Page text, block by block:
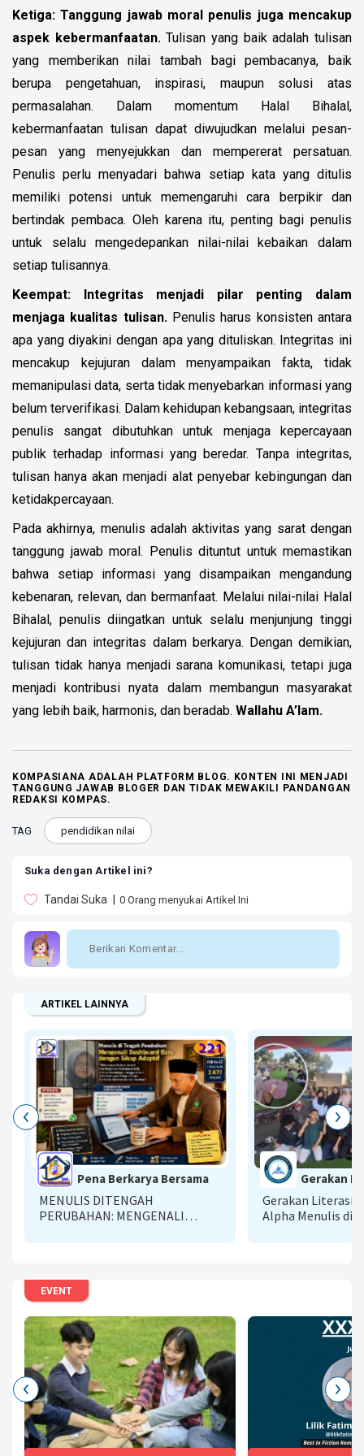
Ketiga:Tanggung jawab moral penulis juga mencakup
aspek kebermanfaatan.Tulisan yang baik adalah tulisan
yang memberikan nilai tambah bagi pembacanya, baik
berupa pengetahuan, inspirasi, maupun solusi atas
permasalahan. Dalam momentum Halal Bihalal,
kebermanfaatan tulisan dapat diwujudkan melalui pesan-
pesan yang menyejukkan dan mempererat persatuan.
Penulis perlu menyadari bahwa setiap kata yang ditulis
memiliki potensi untuk memengaruhi cara berpikir dan
bertindak pembaca. Oleh karena itu, penting bagi penulis
untuk selalu mengedepankan nilai-nilai kebaikan dalam
setiap tulisannya.
Keempat: Integritas menjadi pilar penting dalam
menjaga kualitas tulisan.Penulis harus konsisten antara
apa yang diyakini dengan apa yang dituliskan. Integritas ini
mencakup kejujuran dalam menyampaikan fakta, tidak
memanipulasi data, serta tidak menyebarkan informasi yang
belum terverifikasi. Dalam kehidupan kebangsaan, integritas
penulis sangat dibutuhkan untuk menjaga kepercayaan
publik terhadap informasi yang beredar. Tanpa integritas,
tulisan hanya akan menjadi alat penyebar kebingungan dan
ketidakpercayaan.
Pada akhirnya, menulis adalah aktivitas yang sarat dengan
tanggung jawab moral. Penulis dituntut untuk memastikan
bahwa setiap informasi yang disampaikan mengandung
kebenaran, relevan, dan bermanfaat. Melalui nilai-nilai Halal
Bihalal, penulis diingatkan untuk selalu menjunjung tinggi
kejujuran dan integritas dalam berkarya. Dengan demikian,
tulisan tidak hanya menjadi sarana komunikasi, tetapi juga
menjadi kontribusi nyata dalam membangun masyarakat
yang lebih baik, harmonis, dan beradab. Wallahu A’lam.
KOMPASIANA ADALAH PLATFORM BLOG. KONTEN INI MENJADI
TANGGUNG JAWAB BLOGER DAN TIDAK MEWAKILI PANDANGAN
REDAKSI KOMPAS.
TAG pendidikan nilai
Suka dengan Artikel ini?
Tandai Suka 0 Orang menyukai Artikel Ini
ARTIKEL LAINNYA
Pena Berkarya Bersama
MENULIS DITENGAH
PERUBAHAN: MENGENALI
Gerakan
Gerakan Literasi
Alpha Menulis di
EVENT